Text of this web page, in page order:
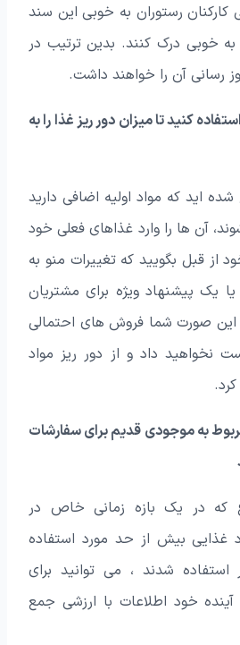
رستوران به خوبی این سند
خوبی درک کنند. بدین ترتیب در
رسانی آن را خواهند داشت.
کنید تا میزان دور ریز غذا را به
اید که مواد اولیه اضافی دارید
آن ها را وارد غذاهای فعلی خود
از قبل بگویید که تغییرات منو به
یک پیشنهاد ویژه برای مشتریان
این صورت شما فروش های احتمالی
نخواهید داد و از دور ریز مواد
به موجودی قدیم برای سفارشات
که در یک بازه زمانی خاص در
بیش از حد مورد استفاده
استفاده شدند ، می توانید برای
خود اطلاعات با ارزشی جمع